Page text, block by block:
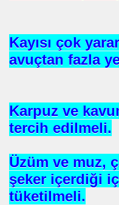
Kayısı çok
avuçtan fazla
Karpuz ve
tercih edilmeli.
Üzüm ve muz,
şeker içerdiği
tüketilmeli.